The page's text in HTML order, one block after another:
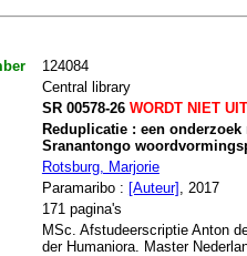
124084
Central library
SR 00578-26WORDT NIET
Reduplicatie : een
Sranantongo
Rotsburg, Marjorie
Paramaribo : [Auteur]
, 2017
171 pagina's
MSc. Afstudeerscriptie Anton
der Humaniora. Master